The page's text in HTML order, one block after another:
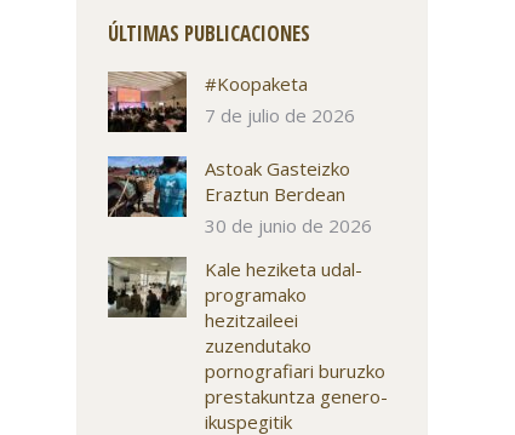
ÚLTIMAS PUBLICACIONES
#Koopaketa
7 de julio de 2026
Astoak Gasteizko
Eraztun Berdean
30 de junio de 2026
Kale heziketa udal-
programako
hezitzaileei
zuzendutako
pornografiari buruzko
prestakuntza genero-
ikuspegitik